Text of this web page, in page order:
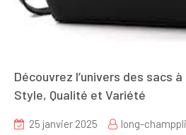
Découvrez l’univers des sacs
Style, Qualité et Variété
25 janvier 2025 long-